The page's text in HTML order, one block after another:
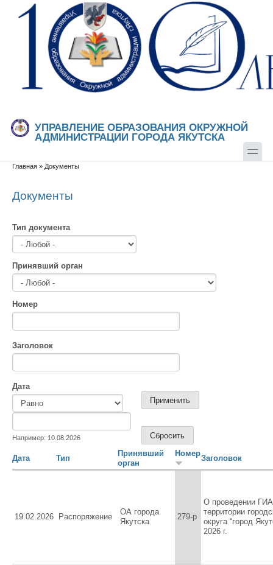
Перейти к основному содержанию
Skip to search
УПРАВЛЕНИЕ ОБРАЗОВАНИЯ ОКРУЖНОЙ
АДМИНИСТРАЦИИ ГОРОДА ЯКУТСКА
Вы здесь
Главная » Документы
Документы
Тип документа
Принявший орган
Номер
Заголовок
Дата
Например: 10.08.2026
Дата Тип
Принявший
орган
Номер
Заголовок
19.02.2026 Распоряжение
ОА города
Якутска
279-р
О проведении
территории
округа “город
2026 г.